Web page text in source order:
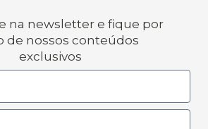
na newsletter e fique por
de nossos conteúdos
exclusivos